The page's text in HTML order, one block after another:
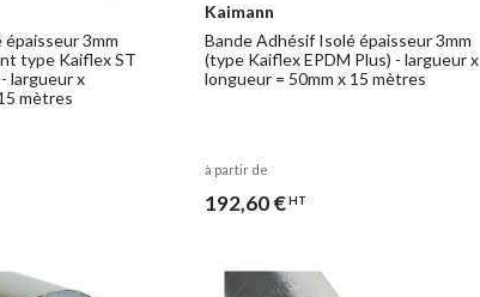
3mm
type Kaiflex ST
largueur x
mètres
Kaimann
Bande Adhésif Isolé épaisseur 3mm
(type Kaiflex EPDM Plus) - largueur x
longueur = 50mm x 15 mètres
à partir de
192,60 €HT